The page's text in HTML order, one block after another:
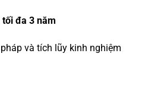
tối đa 3 năm
và tích lũy kinh nghiệm